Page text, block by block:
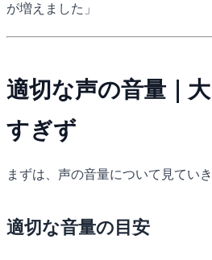
が増えました」
適切な声の音量｜
すぎず
まずは、声の音量について見ていき
適切な音量の目安